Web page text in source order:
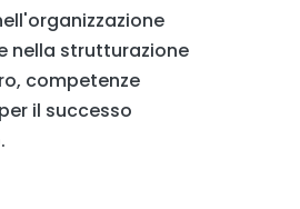
nella strutturazione
competenze
il successo